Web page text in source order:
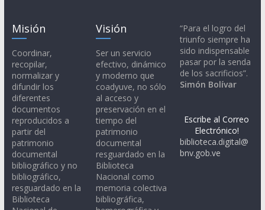
Misión
Coordinar,
recopilar,
normalizar y
difundir los
diferentes
documentos
reproducidos a
partir del
patrimonio
documental
bibliográfico y no
bibliográfico,
resguardado en la
Biblioteca
Visión
Ser un servicio
efectivo, dinámico
y moderno que
coadyuve, no sólo
al acceso y
preservación en el
tiempo del
patrimonio
documental
resguardado en la
Biblioteca
Nacional como
memoria colectiva
bibliográfica,
“Para el logro del
triunfo siempre ha
sido indispensable
pasar por la senda
de los sacrificios”.
Simón Bolívar
Escribe al Correo
Electrónico!
biblioteca.digital@
bnv.gob.ve